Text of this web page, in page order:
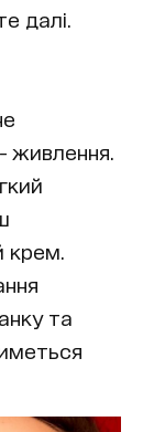
далі.
живлення.
крем.
та